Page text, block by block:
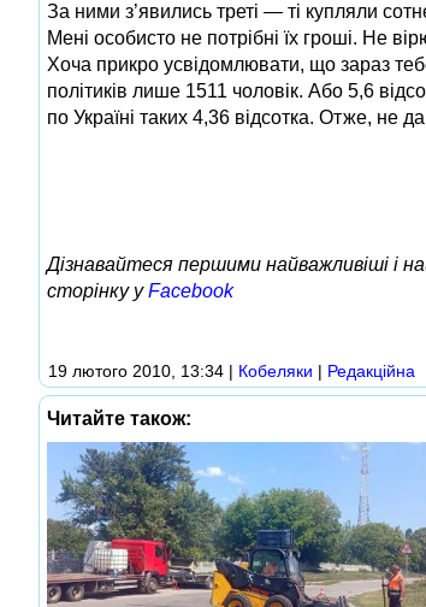
За ними з’явились треті — ті купляли
Мені особисто не потрібні їх гроші. Не
Хоча прикро усвідомлювати, що зараз
політиків лише 1511 чоловік. Або 5,6
по Україні таких 4,36 відсотка. Отже, не
Дізнавайтеся першими найважливіші і
сторінку уFacebook
19 лютого 2010, 13:34 | Кобеляки | Редакційна
Читайте також: